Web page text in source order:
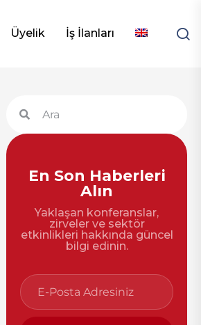
Üyelik İş İlanları
En Son Haberleri
Alın
Yaklaşan konferanslar,
zirveler ve sektör
etkinlikleri hakkında güncel
bilgi edinin.